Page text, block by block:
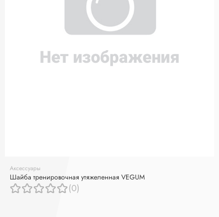
Аксессуары
Шайба тренировочная утяжеленная VEGUM
(0)